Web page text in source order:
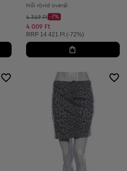
Női rövid overál
Kezdő ár:
4 349 Ft
Discount Price:
-7%
Csökkentett ár:
4 009 Ft
Ajánlott ár:
RRP 14 421 Ft (-72%)